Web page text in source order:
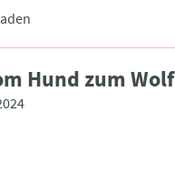
Hund zum Wolf